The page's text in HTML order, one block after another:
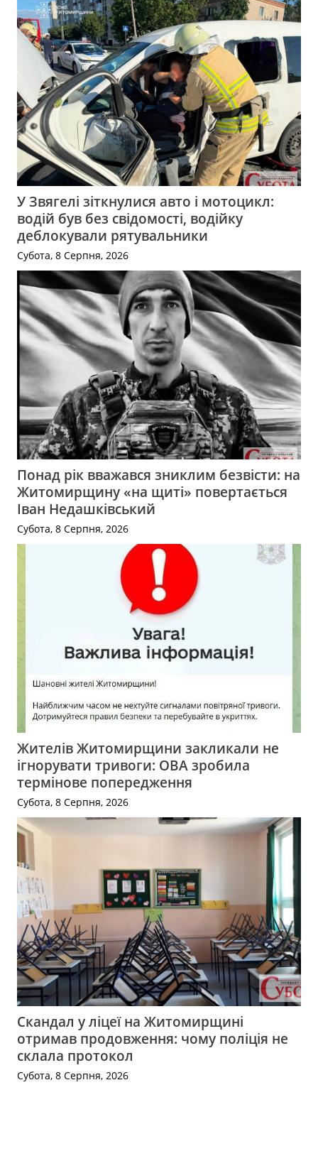
У Звягелі зіткнулися авто і мотоцикл:
водій був без свідомості, водійку
деблокували рятувальники
Субота, 8 Серпня, 2026
Понад рік вважався зниклим безвісти: на
Житомирщину «на щиті» повертається
Іван Недашківський
Субота, 8 Серпня, 2026
Жителів Житомирщини закликали не
ігнорувати тривоги: ОВА зробила
термінове попередження
Субота, 8 Серпня, 2026
Скандал у ліцеї на Житомирщині
отримав продовження: чому поліція не
склала протокол
Субота, 8 Серпня, 2026